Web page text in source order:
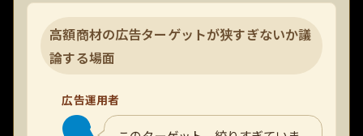
高額商材の広告ターゲットが狭すぎないか議
論する場面
広告運用者